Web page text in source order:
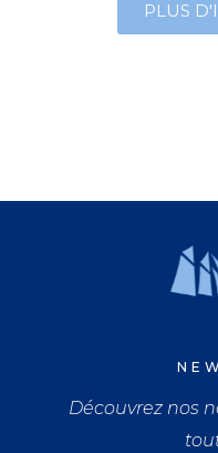
PLUS
Découvrez nos